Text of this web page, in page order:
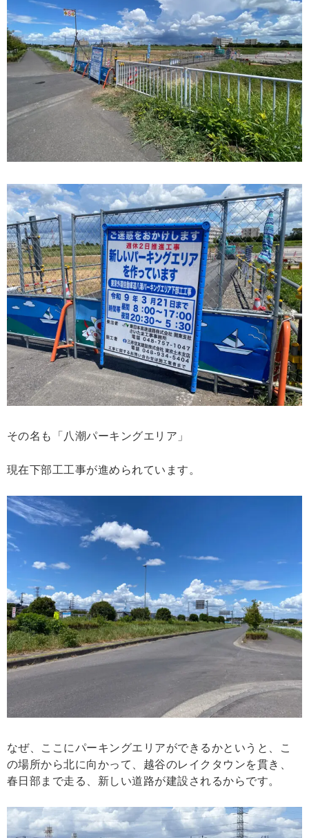
その名も「八潮パーキングエリア」
現在下部工工事が進められています。
なぜ、ここにパーキングエリアができるかというと、こ
の場所から北に向かって、越谷のレイクタウンを貫き、
春日部まで走る、新しい道路が建設されるからです。